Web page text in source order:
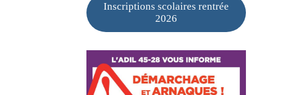
Inscriptions scolaires rentrée
2026